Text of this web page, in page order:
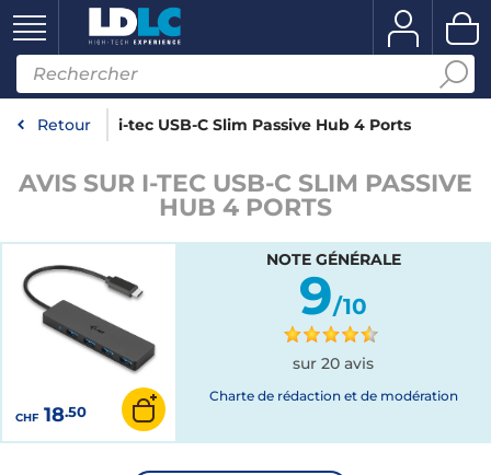
Retour i-tec USB-C Slim Passive Hub 4 Ports
AVIS SUR I-TEC USB-C SLIM PASSIVE
HUB 4 PORTS
CHF18.50
NOTE GÉNÉRALE
9/10
sur 20 avis
Charte de rédaction et de modération